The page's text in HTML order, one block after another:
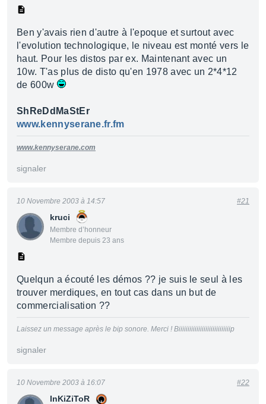
Ben y'avais rien d'autre à l'epoque et surtout avec
l'evolution technologique, le niveau est monté vers le
haut. Pour les distos par ex. Maintenant avec un
10w. T'as plus de disto qu'en 1978 avec un 2*4*12
de 600w
ShReDdMaStEr
www.kennyserane.fr.fm
www.kennyserane.com
signaler
kruci
Membre d’honneur
Membre depuis 23 ans
10 Novembre 2003 à 14:57 #21
Quelqun a écouté les démos ?? je suis le seul à les
trouver merdiques, en tout cas dans un but de
commercialisation ??
Laissez un message après le bip sonore. Merci ! Biiiiiiiiiiiiiiiiiiiiiiiiiiiiip
signaler
InKiZiToR
10 Novembre 2003 à 16:07 #22